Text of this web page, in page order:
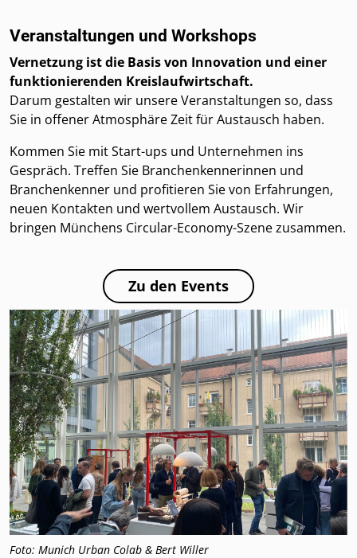
Veranstaltungen und Workshops
Vernetzung ist die Basis von Innovation und einer
funktionierenden Kreislaufwirtschaft.
Darum gestalten wir unsere Veranstaltungen so, dass
Sie in offener Atmosphäre Zeit für Austausch haben.
Kommen Sie mit Start-ups und Unternehmen ins
Gespräch. Treffen Sie Branchenkennerinnen und
Branchenkenner und profitieren Sie von Erfahrungen,
neuen Kontakten und wertvollem Austausch. Wir
bringen Münchens Circular-Economy-Szene zusammen.
Zu den Events
Foto: Munich Urban Colab & Bert Willer